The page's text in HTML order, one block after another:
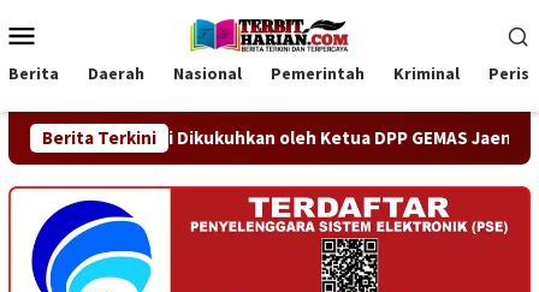
ke
kontenMobile
Berita Daerah Nasional Pemerintah Kriminal
Berita Terkini
Resmi Dikukuhkan oleh Ketua DPP GEMAS Jaenudin Alen